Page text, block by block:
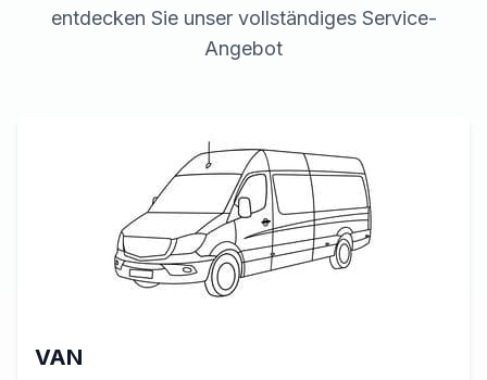
entdecken Sie unser vollständiges Service-
Angebot
VAN